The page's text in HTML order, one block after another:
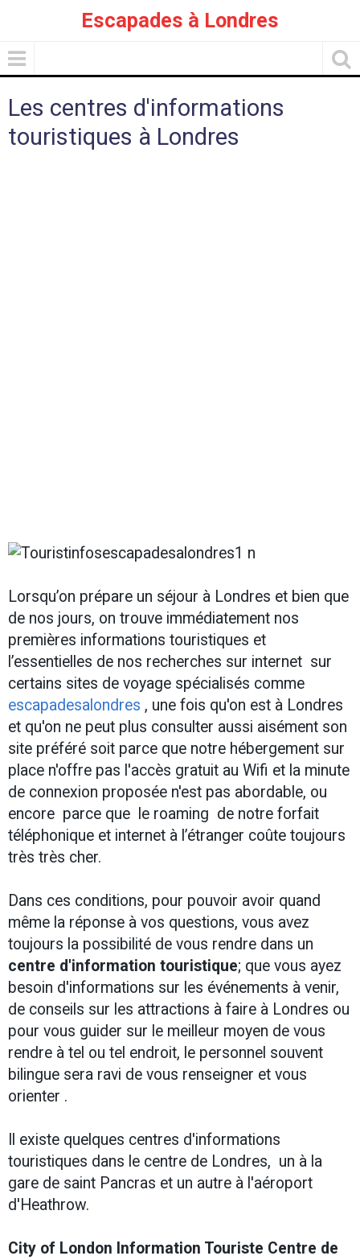
Escapades à Londres
Les centres d'informations
touristiques à Londres
Lorsqu’on prépare un séjour à Londres et bien que
de nos jours, on trouve immédiatement nos
premières informations touristiques et
l’essentielles de nos recherches sur internet sur
certains sites de voyage spécialisés comme
escapadesalondres , une fois qu'on est à Londres
et qu'on ne peut plus consulter aussi aisément son
site préféré soit parce que notre hébergement sur
place n'offre pas l'accès gratuit au Wifi et la minute
de connexion proposée n'est pas abordable, ou
encore parce que le roaming de notre forfait
téléphonique et internet à l’étranger coûte toujours
très très cher.
Dans ces conditions, pour pouvoir avoir quand
même la réponse à vos questions, vous avez
toujours la possibilité de vous rendre dans un
centre d'information touristique; que vous ayez
besoin d'informations sur les événements à venir,
de conseils sur les attractions à faire à Londres ou
pour vous guider sur le meilleur moyen de vous
rendre à tel ou tel endroit, le personnel souvent
bilingue sera ravi de vous renseigner et vous
orienter .
Il existe quelques centres d'informations
touristiques dans le centre de Londres, un à la
gare de saint Pancras et un autre à l'aéroport
d'Heathrow.
City of London Information Touriste Centre de